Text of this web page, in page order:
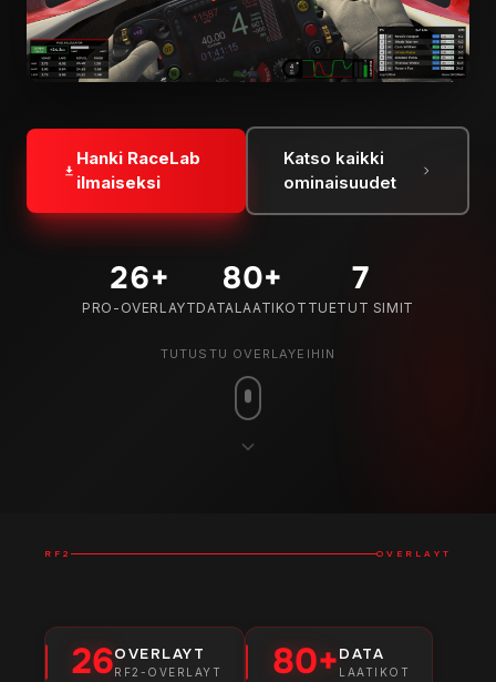
Hanki RaceLab
ilmaiseksi
Katso kaikki
ominaisuudet
26+
PRO-OVERLAYT
80+
DATALAATIKOT
7
TUETUT SIMIT
TUTUSTU OVERLAYEIHIN
RF2 OVERLAYT
26OVERLAYT
RF2-OVERLAYT 80+DATA
LAATIKOT